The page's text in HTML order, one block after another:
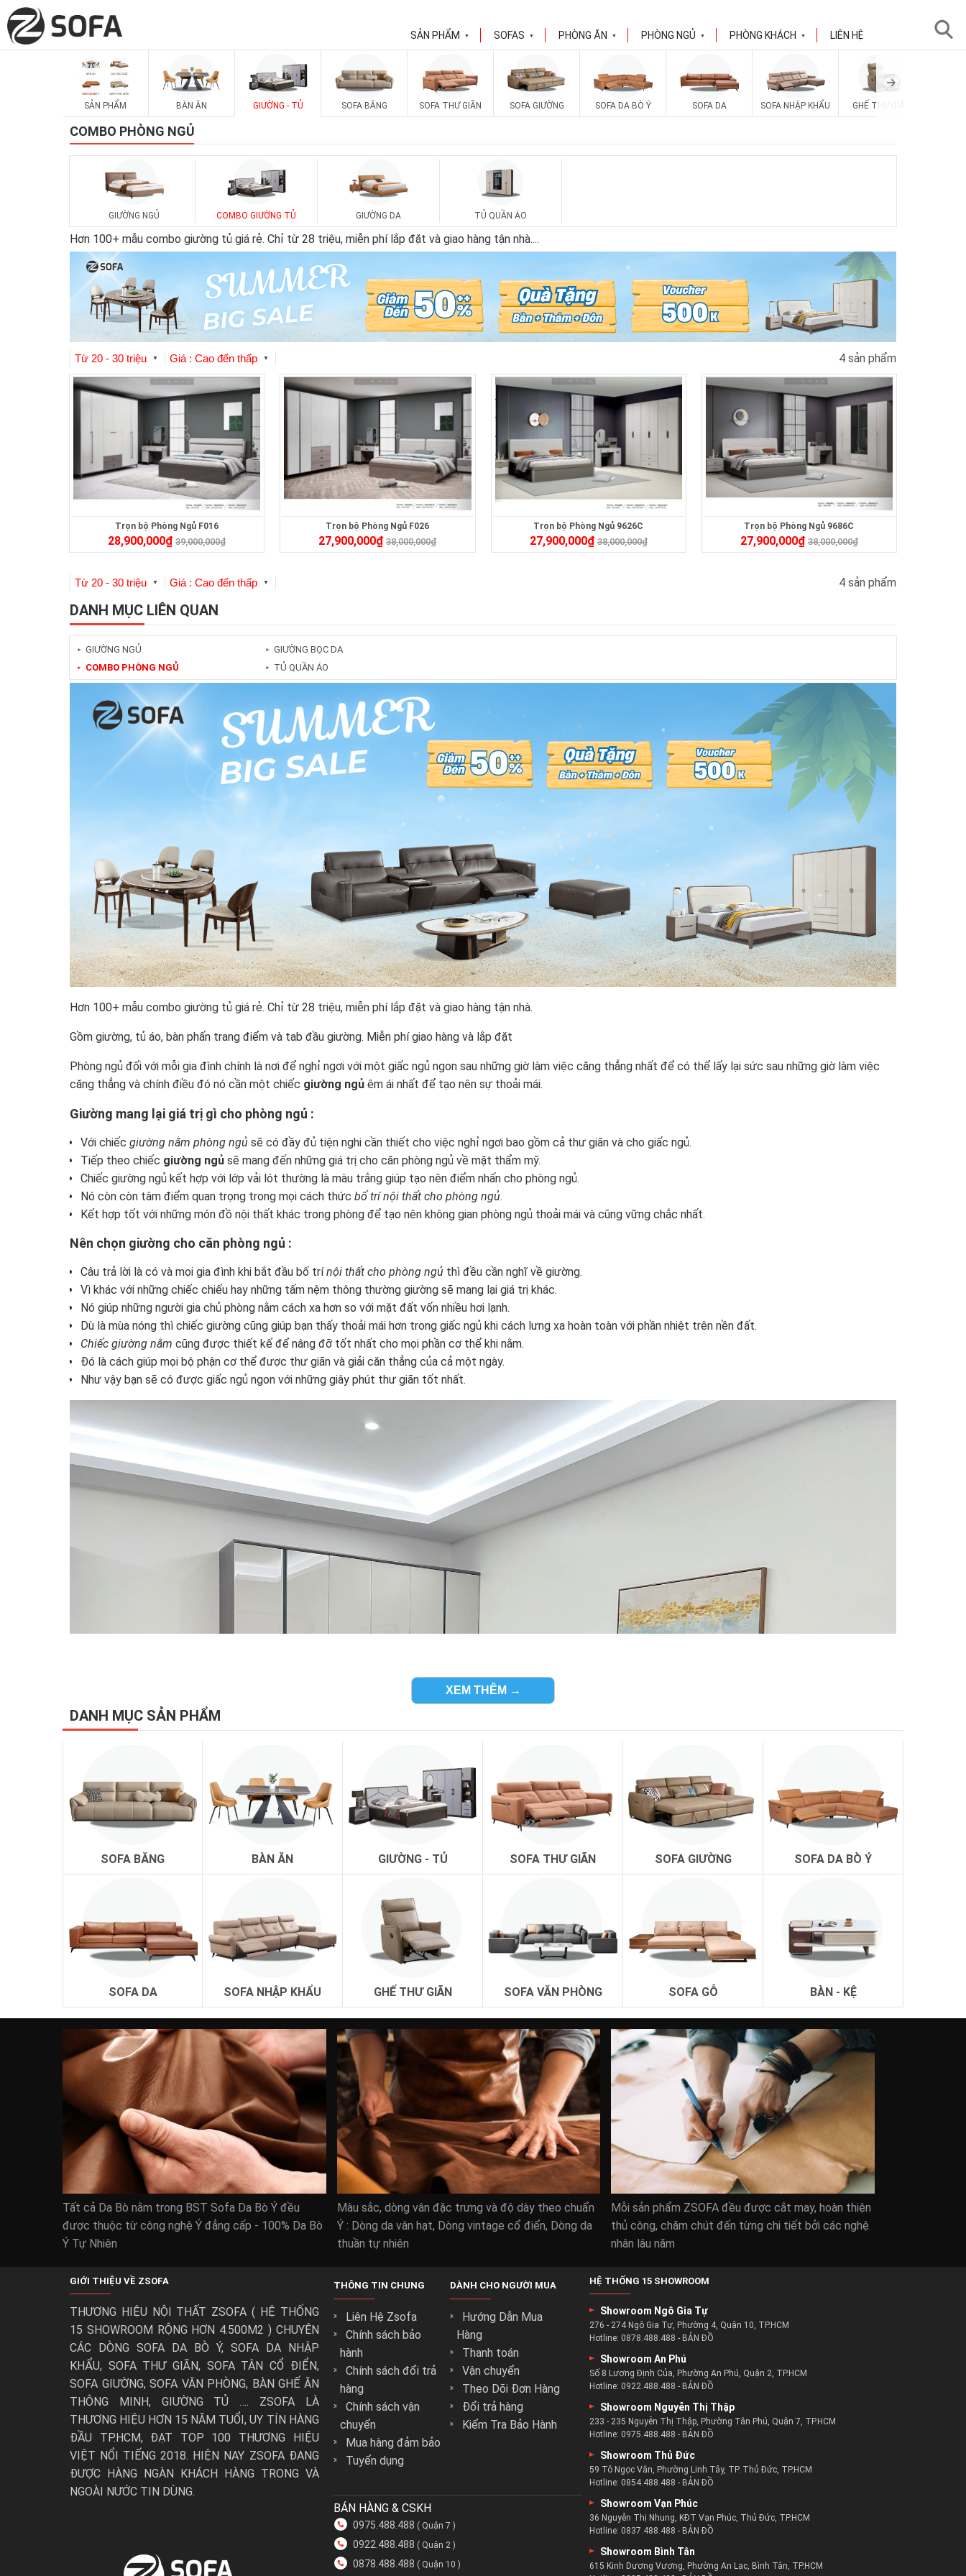
SẢN PHẨM ▼ SOFAS ▼ PHÒNG ĂN ▼ PHÒNG NGỦ ▼ PHÒNG KHÁCH ▼ LIÊN HỆ
SẢN PHẨM BÀN ĂN GIƯỜNG - TỦ SOFA BĂNG SOFA THƯ GIÃN SOFA GIƯỜNG SOFA DA BÒ Ý SOFA DA SOFA NHẬP KHẨU GHẾ THƯ GIÃN
COMBO PHÒNG NGỦ
GIƯỜNG NGỦ COMBO GIƯỜNG TỦ GIƯỜNG DA TỦ QUẦN ÁO
Hơn 100+ mẫu combo giường tủ giá rẻ. Chỉ từ 28 triệu, miễn phí lắp đặt và giao hàng tận nhà....
Từ 20 - 30 triệu ▼ Giá : Cao đến thấp ▼ 4 sản phẩm
Trọn bộ Phòng Ngủ F016
28,900,000₫ 39,000,000₫
Trọn bộ Phòng Ngủ F026
27,900,000₫ 38,000,000₫
Trọn bộ Phòng Ngủ 9626C
27,900,000₫ 38,000,000₫
Trọn bộ Phòng Ngủ 9686C
27,900,000₫ 38,000,000₫
Từ 20 - 30 triệu ▼ Giá : Cao đến thấp ▼ 4 sản phẩm
DANH MỤC LIÊN QUAN
► GIƯỜNG NGỦ
► COMBO PHÒNG NGỦ
► GIƯỜNG BỌC DA
► TỦ QUẦN ÁO
Hơn 100+ mẫu combo giường tủ giá rẻ. Chỉ từ 28 triệu, miễn phí lắp đặt và giao hàng tận nhà.
Gồm giường, tủ áo, bàn phấn trang điểm và tab đầu giường. Miễn phí giao hàng và lắp đặt
Phòng ngủ đối với mỗi gia đình chính là nơi để nghỉ ngơi với một giấc ngủ ngon sau những giờ làm việc căng thẳng nhất để có thể lấy lại sức sau những giờ làm việc
căng thẳng và chính điều đó nó cần một chiếc giường ngủ êm ái nhất để tạo nên sự thoải mái.
Giường mang lại giá trị gì cho phòng ngủ :
Với chiếc giường nằm phòng ngủ sẽ có đầy đủ tiện nghi cần thiết cho việc nghỉ ngơi bao gồm cả thư giãn và cho giấc ngủ.
Tiếp theo chiếc giường ngủ sẽ mang đến những giá trị cho căn phòng ngủ về mặt thẩm mỹ.
Chiếc giường ngủ kết hợp với lớp vải lót thường là màu trắng giúp tạo nên điểm nhấn cho phòng ngủ.
Nó còn còn tâm điểm quan trọng trong mọi cách thức bố trí nội thất cho phòng ngủ.
Kết hợp tốt với những món đồ nội thất khác trong phòng để tạo nên không gian phòng ngủ thoải mái và cũng vững chắc nhất.
Nên chọn giường cho căn phòng ngủ :
Câu trả lời là có và mọi gia đình khi bắt đầu bố trínội thất cho phòng ngủ thì đều cần nghĩ về giường.
Vì khác với những chiếc chiếu hay những tấm nệm thông thường giường sẽ mang lại giá trị khác.
Nó giúp những người gia chủ phòng nằm cách xa hơn so với mặt đất vốn nhiều hơi lạnh.
Dù là mùa nóng thì chiếc giường cũng giúp bạn thấy thoải mái hơn trong giấc ngủ khi cách lưng xa hoàn toàn với phần nhiệt trên nền đất.
Chiếc giường nằm cũng được thiết kế để nâng đỡ tốt nhất cho mọi phần cơ thể khi nằm.
Đó là cách giúp mọi bộ phận cơ thể được thư giãn và giải căn thẳng của cả một ngày.
Như vậy bạn sẽ có được giấc ngủ ngon với những giây phút thư giãn tốt nhất.
zSofa – địa chỉ bán bộ giường ngủ uy tín :
Là doanh nghiệp có nhiều năm kinh nghiệm trong lĩnh vực nội thất phòng khách và phòng ngủ với hơn 5 năm kinh nghiệm.
zSofa hiện đang cung cấp giường nằm cho nhiều doanh nghiệp, tổ chức và cá nhân trong cả nước.
Từ năm 2017 cho đến nay zSofa luôn nằm trong top những doanh nghiệp cung cấp nội thất hàng đầu.
zSofa cũng đang nhận được rất nhiều lòng tin và đánh giá tốt từ những khách hàng.
Đến với zSofa khách hàng không chỉ tìm thấy nội thất chất lượng mà còn là những chính sách khách hàng tốt nhất.
Đội ngũ nhân viên kinh nghiệm của zSofa luôn mang đến cho khách hàng những lời khuyên tốt nhất.
Mua giường ngủ cao cấp nhất :
Được thiết kế với những kiểu dáng chắc chắn và có độ nâng đỡ tốt nhất cho mọi tư thế nằm ngủ.
zSofa là địa chỉ luôn sử dụng những nguyên vật liệu cao cấp nhất để sản xuất giường nằm
Đó là những nguyên vật liệu được lấy từ những nguồn cung cấp uy tín nhất và đảm bảo chất lượng.
zSofa là doanh nghiệp thực hiện sản xuất giường nằm dựa trên những phương pháp tiên tiến và hiện đại nhất.
Với hệ thống máy móc hiện đại với năng suất và độ chính xác cao trong từng khâu.
Đảm bảo mang đến cho khách hàng những chiếc giường tốt nhấtvà êm ái nhất.
Chất lượng chính là điều mà zSofa cam kết với mọi sản phẩm nội thất phòng ngủ mình làm ra.
XEM THÊM →
DANH MỤC SẢN PHẨM
SOFA BĂNG BÀN ĂN GIƯỜNG - TỦ SOFA THƯ GIÃN SOFA GIƯỜNG SOFA DA BÒ Ý
SOFA DA SOFA NHẬP KHẨU GHẾ THƯ GIÃN SOFA VĂN PHÒNG SOFA GỖ BÀN - KỆ
Tất cả Da Bò nằm trong BST Sofa Da Bò Ý đều
được thuộc từ công nghệ Ý đẳng cấp - 100% Da Bò
Ý Tự Nhiên
Màu sắc, dòng vân đặc trưng và độ dày theo chuẩn
Ý : Dòng da vân hạt, Dòng vintage cổ điển, Dòng da
thuần tự nhiên
Mỗi sản phẩm ZSOFA đều được cắt may, hoàn thiện
thủ công, chăm chút đến từng chi tiết bởi các nghệ
nhân lâu năm
GIỚI THIỆU VỀ ZSOFA
THƯƠNG HIỆU NỘI THẤT ZSOFA ( HỆ THỐNG
15 SHOWROOM RỘNG HƠN 4.500M2 ) CHUYÊN
CÁC DÒNG SOFA DA BÒ Ý, SOFA DA NHẬP
KHẨU, SOFA THƯ GIÃN, SOFA TÂN CỔ ĐIỂN,
SOFA GIƯỜNG, SOFA VĂN PHÒNG, BÀN GHẾ ĂN
THÔNG MINH, GIƯỜNG TỦ …. ZSOFA LÀ
THƯƠNG HIỆU HƠN 15 NĂM TUỔI, UY TÍN HÀNG
ĐẦU TP.HCM, ĐẠT TOP 100 THƯƠNG HIỆU
VIỆT NỔI TIẾNG 2018. HIỆN NAY ZSOFA ĐANG
ĐƯỢC HÀNG NGÀN KHÁCH HÀNG TRONG VÀ
NGOÀI NƯỚC TIN DÙNG.
THÔNG TIN CHUNG
Liên Hệ Zsofa
Chính sách bảo
hành
Chính sách đổi trả
hàng
Chính sách vận
chuyển
Mua hàng đảm bảo
Tuyển dụng
DÀNH CHO NGƯỜI MUA
Hướng Dẫn Mua
Hàng
Thanh toán
Vận chuyển
Theo Dõi Đơn Hàng
Đổi trả hàng
Kiểm Tra Bảo Hành
BÁN HÀNG & CSKH
0975.488.488 ( Quận 7 )
0922.488.488 ( Quận 2 )
0878.488.488 ( Quận 10 )
HỆ THỐNG 15 SHOWROOM
Showroom Ngô Gia Tự
276 - 274 Ngô Gia Tự, Phường 4, Quận 10, TP.HCM
Hotline: 0878.488.488 - BẢN ĐỒ
Showroom An Phú
Số 8 Lương Định Của, Phường An Phú, Quận 2, TP.HCM
Hotline: 0922.488.488 - BẢN ĐỒ
Showroom Nguyễn Thị Thập
233 - 235 Nguyễn Thị Thập, Phường Tân Phú, Quận 7, TP.HCM
Hotline: 0975.488.488 - BẢN ĐỒ
Showroom Thủ Đức
59 Tô Ngọc Vân, Phường Linh Tây, TP. Thủ Đức, TP.HCM
Hotline: 0854.488.488 - BẢN ĐỒ
Showroom Vạn Phúc
36 Nguyễn Thị Nhung, KĐT Vạn Phúc, Thủ Đức, TP.HCM
Hotline: 0837.488.488 - BẢN ĐỒ
Showroom Bình Tân
615 Kinh Dương Vương, Phường An Lạc, Bình Tân, TP.HCM